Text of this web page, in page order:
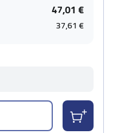
47,01 €
37,61 €